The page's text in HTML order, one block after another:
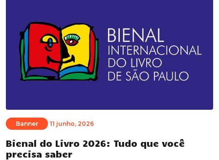
Banner 11 junho, 2026
Bienal do Livro 2026: Tudo que você
precisa saber